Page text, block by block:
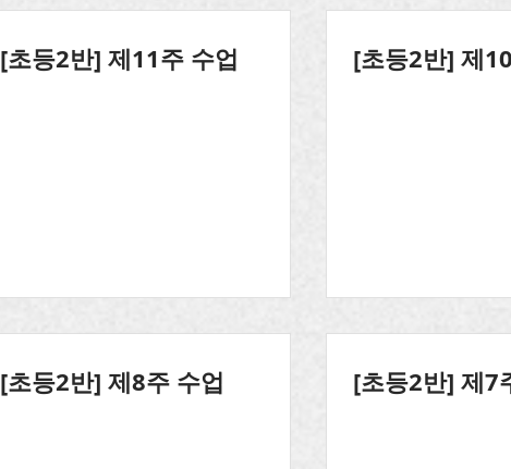
[초등2반] 제11주 수업 [초등2반] 제
[초등2반] 제8주 수업 [초등2반] 제7